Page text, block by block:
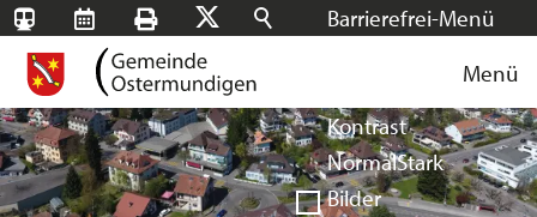
Barrierefrei-Menü
Sehr groß
Kontrast
NormalStark
Bilder
Suchen
SBB-
Tageskarten
RMS Drucken
Facebook
Instagram
Login Menü